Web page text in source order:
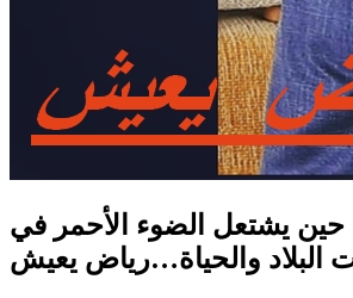
حين يشتعل الضوء الأحمر في
البلاد والحياة…رياض يعيش